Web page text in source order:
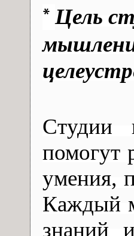
*Цель
Cтудии
помогут
умения,
Каждый
знаний